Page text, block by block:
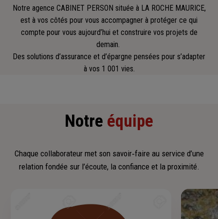
Notre agence CABINET PERSON située à LA ROCHE MAURICE,
est à vos côtés pour vous accompagner à protéger ce qui
compte pour vous aujourd’hui et construire vos projets de
demain.
Des solutions d’assurance et d’épargne pensées pour s’adapter
à vos 1 001 vies.
Notre équipe
Chaque collaborateur met son savoir‑faire au service d’une
relation fondée sur l’écoute, la confiance et la proximité.